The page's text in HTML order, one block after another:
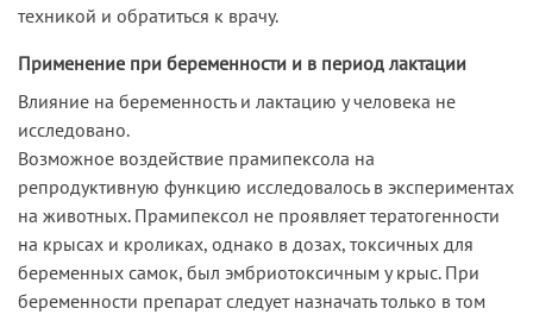
техникой и обратиться к врачу.
Применение при беременности и в период лактации
Влияние на беременность и лактацию у человека не
исследовано.
Возможное воздействие прамипексола на
репродуктивную функцию исследовалось в экспериментах
на животных. Прамипексол не проявляет тератогенности
на крысах и кроликах, однако в дозах, токсичных для
беременных самок, был эмбриотоксичным у крыс. При
беременности препарат следует назначать только в том